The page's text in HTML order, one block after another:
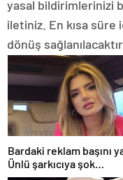
yasal bildirimlerinizi
iletiniz. En kısa
dönüş
Bardaki reklam başını
Ünlü şarkıcıya şok
soruşturma! Haberim